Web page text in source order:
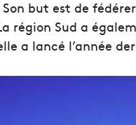
Son but est de
région Sud a
a lancé l’année